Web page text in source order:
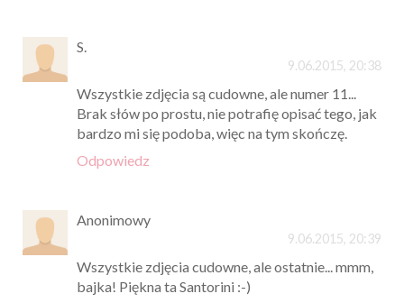
S.
9.06.2015, 20:38
Wszystkie zdjęcia są cudowne, ale numer 11...
Brak słów po prostu, nie potrafię opisać tego, jak
bardzo mi się podoba, więc na tym skończę.
Odpowiedz
Anonimowy
9.06.2015, 20:39
Wszystkie zdjęcia cudowne, ale ostatnie... mmm,
bajka! Piękna ta Santorini :-)